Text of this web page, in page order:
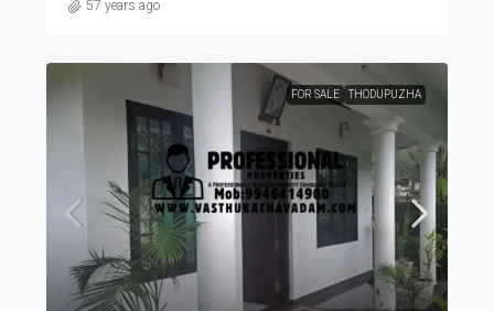
57 years ago
FOR SALE THODUPUZHA